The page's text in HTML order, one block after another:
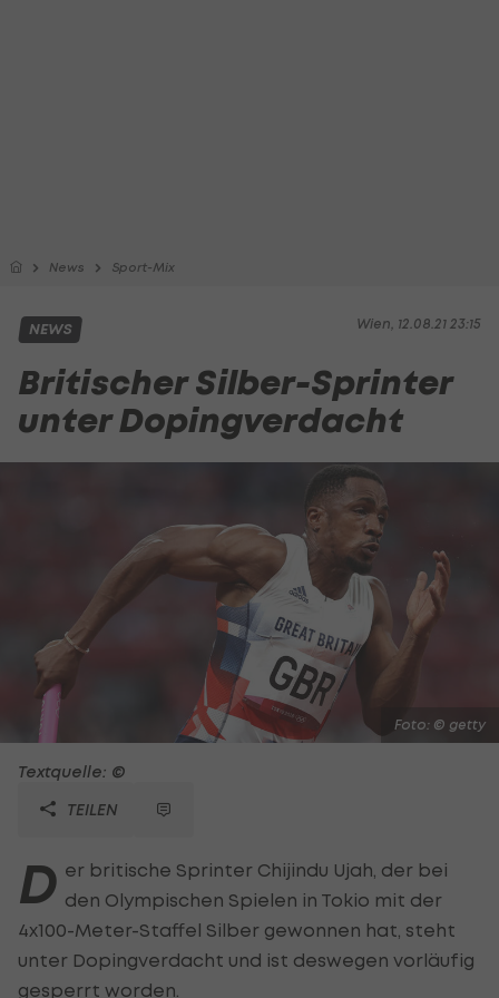
News Sport-Mix
Wien, 12.08.21 23:15
NEWS
Britischer Silber-Sprinter
unter Dopingverdacht
Foto: © getty
Textquelle: ©
TEILEN
D er britische Sprinter Chijindu Ujah, der bei
den Olympischen Spielen in Tokio mit der
4x100-Meter-Staffel Silber gewonnen hat, steht
unter Dopingverdacht und ist deswegen vorläufig
gesperrt worden.